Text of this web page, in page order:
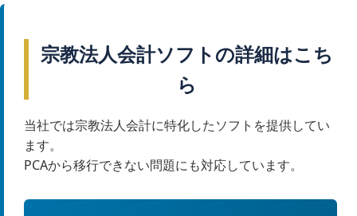
宗教法人会計ソフトの詳細はこち
ら
当社では宗教法人会計に特化したソフトを提供してい
ます。
PCAから移行できない問題にも対応しています。